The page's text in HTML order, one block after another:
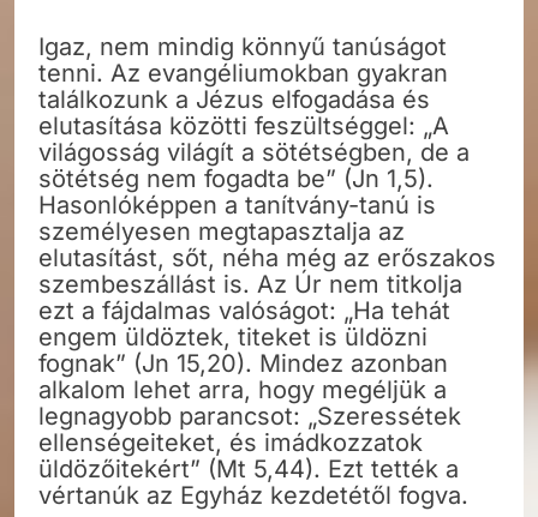
Igaz, nem mindig könnyű tanúságot
tenni. Az evangéliumokban gyakran
találkozunk a Jézus elfogadása és
elutasítása közötti feszültséggel: „A
világosság világít a sötétségben, de a
sötétség nem fogadta be” (Jn 1,5).
Hasonlóképpen a tanítvány-tanú is
személyesen megtapasztalja az
elutasítást, sőt, néha még az erőszakos
szembeszállást is. Az Úr nem titkolja
ezt a fájdalmas valóságot: „Ha tehát
engem üldöztek, titeket is üldözni
fognak” (Jn 15,20). Mindez azonban
alkalom lehet arra, hogy megéljük a
legnagyobb parancsot: „Szeressétek
ellenségeiteket, és imádkozzatok
üldözőitekért” (Mt 5,44). Ezt tették a
vértanúk az Egyház kezdetétől fogva.